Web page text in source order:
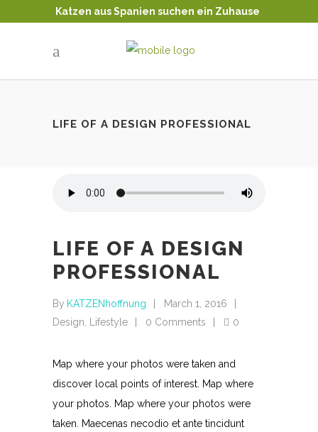
Katzen aus Spanien suchen ein Zuhause
LIFE OF A DESIGN PROFESSIONAL
LIFE OF A DESIGN
PROFESSIONAL
By KATZENhoffnung
March 1, 2016
Design, Lifestyle 0 Comments 0
Map where your photos were taken and
discover local points of interest. Map where
your photos. Map where your photos were
taken. Maecenas necodio et ante tincidunt